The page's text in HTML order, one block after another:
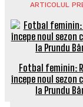
ARTICOLUL
Fotbal feminin:
începe noul sezon
la Prundu